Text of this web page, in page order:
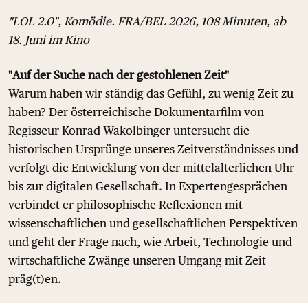
"LOL 2.0", Komödie. FRA/BEL 2026, 108 Minuten, ab
18. Juni im Kino
"Auf der Suche nach der gestohlenen Zeit"
Warum haben wir ständig das Gefühl, zu wenig Zeit zu
haben? Der österreichische Dokumentarfilm von
Regisseur Konrad Wakolbinger untersucht die
historischen Ursprünge unseres Zeitverständnisses und
verfolgt die Entwicklung von der mittelalterlichen Uhr
bis zur digitalen Gesellschaft. In Expertengesprächen
verbindet er philosophische Reflexionen mit
wissenschaftlichen und gesellschaftlichen Perspektiven
und geht der Frage nach, wie Arbeit, Technologie und
wirtschaftliche Zwänge unseren Umgang mit Zeit
präg(t)en.